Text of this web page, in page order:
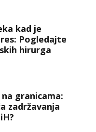
kad je
Pogledajte
hirurga
granicama:
zadržavanja